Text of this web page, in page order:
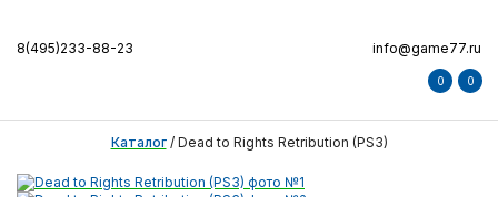
8(495)233-88-23 info@game77.ru
0 0
Каталог/ Dead to Rights Retribution (PS3)